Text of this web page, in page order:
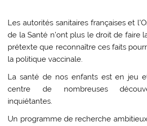
Les autorités sanitaires françaises et
de la Santé n’ont plus le droit de faire
prétexte que reconnaître ces faits
la politique vaccinale.
La santé de nos enfants est en jeu
centre de nombreuses
inquiétantes.
Un programme de recherche